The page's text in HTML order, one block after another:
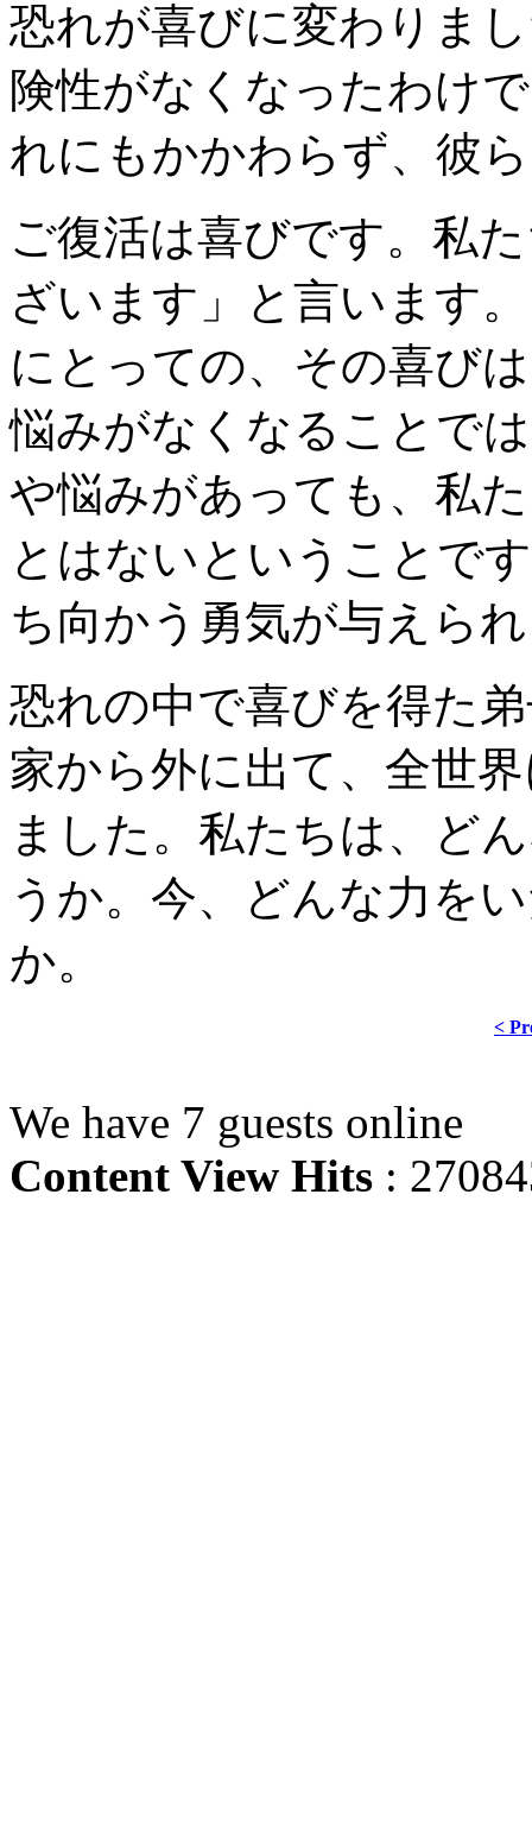
恐れが喜びに変わりま
険性がなくなったわけ
れにもかかわらず、彼
ご復活は喜びです。私
ざいます」と言います
にとっての、その喜び
悩みがなくなることで
や悩みがあっても、私
とはないということで
ち向かう勇気が与えら
恐れの中で喜びを得た
家から外に出て、全世
ました。私たちは、ど
うか。今、どんな力を
か。
<
We have 7 guests online
Content View Hits :